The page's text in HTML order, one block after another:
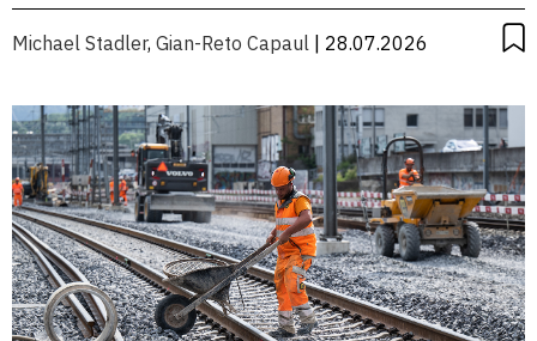
Michael Stadler, Gian-Reto Capaul | 28.07.2026